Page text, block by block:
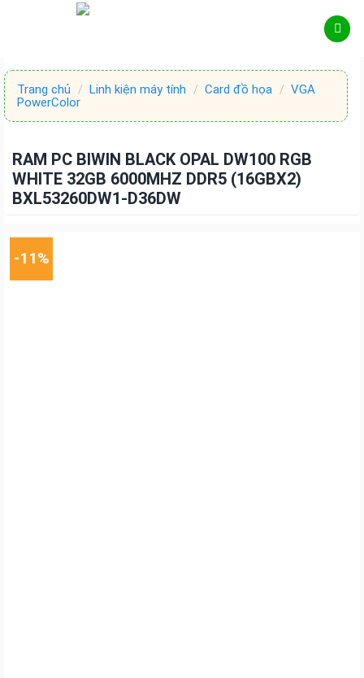
Trang chủ / Linh kiện máy tính / Card đồ họa / VGA
PowerColor
RAM PC BIWIN BLACK OPAL DW100 RGB
WHITE 32GB 6000MHZ DDR5 (16GBX2)
BXL53260DW1-D36DW
-11%